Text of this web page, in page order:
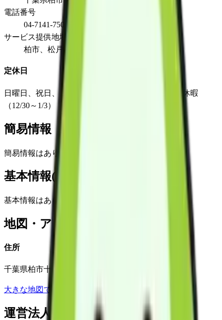
電話番号
04-7141-7500
サービス提供地域
柏市、松戸市、流山市、我孫子市、野田市
定休日
日曜日、祝日、お盆休み（8/13～8/15）、年末年始休暇
（12/30～1/3）
簡易情報
簡易情報はありません
基本情報(詳細)
基本情報はありません
地図・アクセス
住所
千葉県柏市十余二248-36
大きな地図で見る
運営法人